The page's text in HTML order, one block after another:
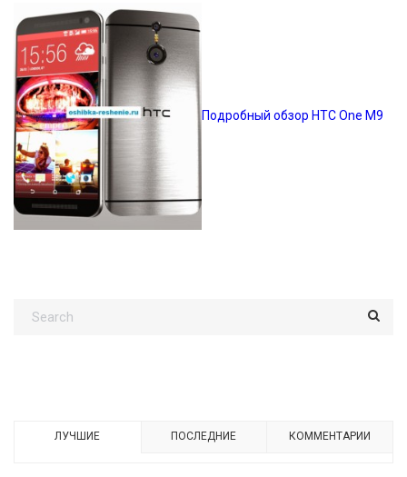
Подробный обзор HTC One M9
ЛУЧШИЕ ПОСЛЕДНИЕ КОММЕНТАРИИ